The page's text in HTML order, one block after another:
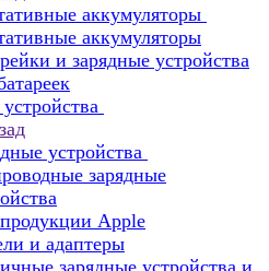
аккумуляторы
аккумуляторы
и зарядные устройства
устройства
зарядные
Apple
и адаптеры
зарядные устройства и